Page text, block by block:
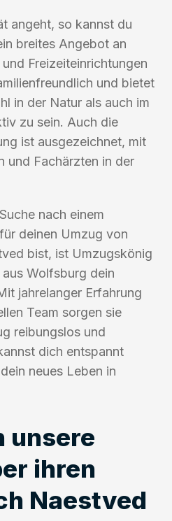
angeht, so kannst du
breites Angebot an
Freizeiteinrichtungen
und bietet
in der Natur als auch im
zu sein. Auch die
ist ausgezeichnet, mit
und Fachärzten in der
nach einem
deinen Umzug von
bist, ist Umzugskönig
Wolfsburg dein
jahrelanger Erfahrung
Team sorgen sie
reibungslos und
dich entspannt
neues Leben in
unsere
ihren
Naestved